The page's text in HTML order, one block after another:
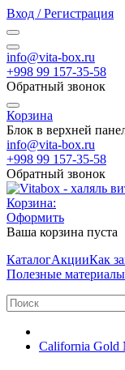
Вход / Регистрация
info@vita-box.ru
+998 99 157-35-58
Обратный звонок
Корзина
Блок в верхней
info@vita-box.ru
+998 99 157-35-58
Обратный звонок
Корзина:
Оформить
Ваша корзина пуста
КаталогАкцииКак
Полезные материалы
California Gold